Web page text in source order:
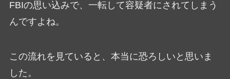
FBIの思い込みで、一転して容疑者にされてしまう
んですよね。
この流れを見ていると、本当に恐ろしいと思いま
した。